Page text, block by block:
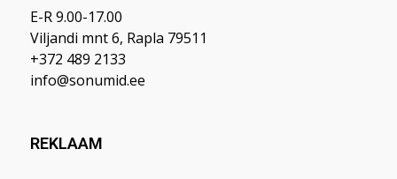
E-R 9.00-17.00
Viljandi mnt 6, Rapla 79511
+372 489 2133
info@sonumid.ee
REKLAAM